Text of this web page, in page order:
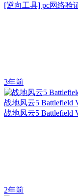
[逆向工具] pc网络验
3年前
战地风云5 Battlefield
战地风云5 Battlefield
2年前